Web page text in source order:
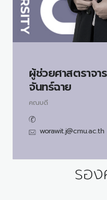
ผู้ช่วยศาสตราจา
จันทร์ฉาย
คณบดี
worawit.j@cmu.ac.th
รอ